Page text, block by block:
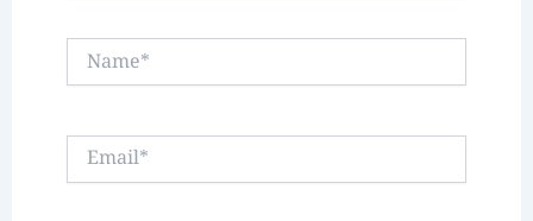
Name*
Email*